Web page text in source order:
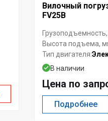
Вилочный
FV25B
Грузоподъемность,
Высота подъема,
Тип двигателя:
В наличии
Цена по
Подробнее